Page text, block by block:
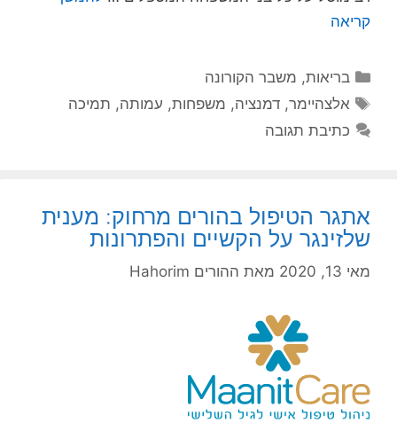
קריאה
קטגוריות
בריאות, משבר הקורונה
תגיות
אלצהיימר,דמנציה, משפחות, עמותה, תמיכה
כתיבת תגובה
אתגר הטיפול בהורים מרחוק: מענית
שלזינגר על הקשיים והפתרונות
מאי 13, 2020 מאת ההורים Hahorim